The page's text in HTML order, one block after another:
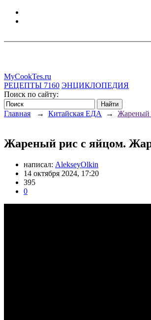
MyCookTes.ru
РЕЦЕПТЫ 7160 ЭНЦИКЛОПЕДИЯ
Поиск по сайту:
Главная → Китайская ЕДА → Жареный
Жареный рис с яйцом.
написал: AlekseyOlkin
14 октября 2024, 17:20
395
0